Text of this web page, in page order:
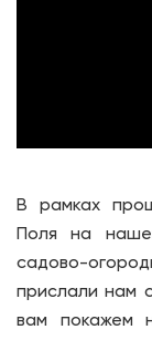
В рамках
Поля на
садово-
прислали нам
вам покажем